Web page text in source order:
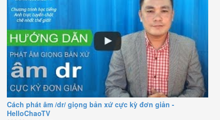
Cách phát âm /dr/ giọng bản xứ cực kỳ đơn giản -
HelloChaoTV